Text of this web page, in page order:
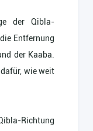
der Qibla-
Entfernung
der Kaaba.
wie weit
Richtung